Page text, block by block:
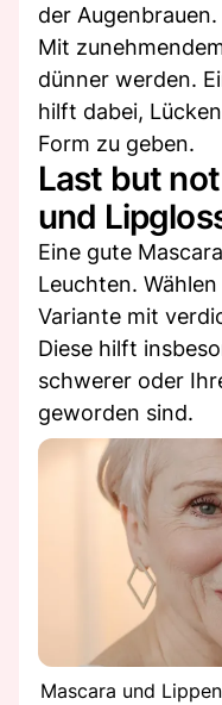
der Augenbrauen.
Mit
dünner werden.
hilft dabei,
Form zu geben.
Last but
und
Eine gute
Leuchten.
Variante mit
Diese hilft
schwerer oder
geworden sind.
Mascara und